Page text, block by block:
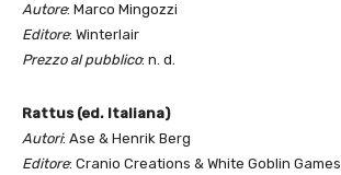
Autore: Marco Mingozzi
Editore: Winterlair
Prezzo al pubblico: n. d.
Rattus (ed. Italiana)
Autori: Ase & Henrik Berg
Editore: Cranio Creations & White Goblin Games